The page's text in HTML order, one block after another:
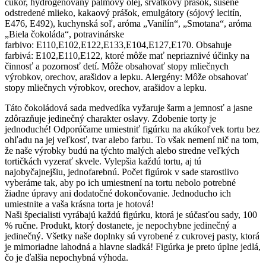
cukor, hydrogenovaný palmový olej, srvátkový prášok, sušené
odstredené mlieko, kakaový prášok, emulgátory (sójový lecitín,
E476, E492), kuchynská soľ, aróma „Vanilín“, „Smotana“, aróma
„Biela čokoláda“, potravinárske
farbivo: E110,E102,E122,E133,E104,E127,E170. Obsahuje
farbivá: E102,E110,E122, ktoré môže mať nepriaznivé účinky na
činnosť a pozornosť detí. Môže obsahovať stopy mliečnych
výrobkov, orechov, arašidov a lepku. Alergény: Môže obsahovať
stopy mliečnych výrobkov, orechov, arašidov a lepku.
Táto čokoládová sada medvedíka vyžaruje šarm a jemnosť a jasne
zdôrazňuje jedinečný charakter oslavy. Zdobenie torty je
jednoduché! Odporúčame umiestniť figúrku na akúkoľvek tortu bez
ohľadu na jej veľkosť, tvar alebo farbu. To však nemení nič na tom,
že naše výrobky budú na týchto malých alebo stredne veľkých
tortičkách vyzerať skvele. Vylepšia každú tortu, aj tú
najobyčajnejšiu, jednofarebnú. Počet figúrok v sade starostlivo
vyberáme tak, aby po ich umiestnení na tortu nebolo potrebné
žiadne úpravy ani dodatočné dokončovanie. Jednoducho ich
umiestnite a vaša krásna torta je hotová!
Naši špecialisti vyrábajú každú figúrku, ktorá je súčasťou sady, 100
% ručne. Produkt, ktorý dostanete, je nepochybne jedinečný a
jedinečný. Všetky naše doplnky sú vyrobené z cukrovej pasty, ktorá
je mimoriadne lahodná a hlavne sladká! Figúrka je preto úplne jedlá,
čo je ďalšia nepochybná výhoda.